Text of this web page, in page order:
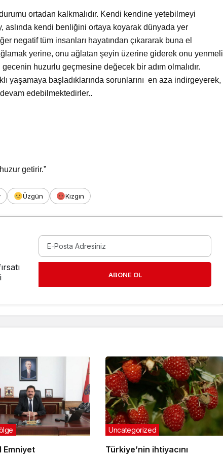
ortadan kalkmalıdır. Kendi kendine yetebilmeyi
aslında kendi benliğini ortaya koyarak dünyada yer
negatif tüm insanları hayatından çıkararak buna el
yerine, onu ağlatan şeyin üzerine giderek onu yenmeli
huzurlu geçmesine değecek bir adım olmalıdır.
yaşamaya başladıklarında sorunlarını en aza indirgeyerek,
edebilmektedirler..
getirir.”
Üzgün Kızgın
ABONE OL
Emniyet
Türkiye’nin ihtiyacını
Uncategorized